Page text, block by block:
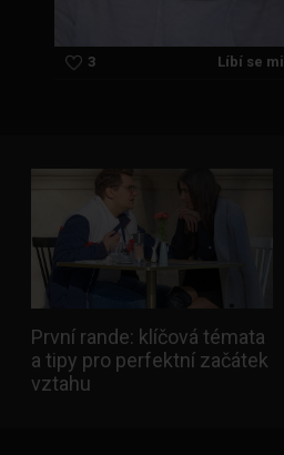
3 Líbí se mi
První rande: klíčová témata
a tipy pro perfektní začátek
vztahu